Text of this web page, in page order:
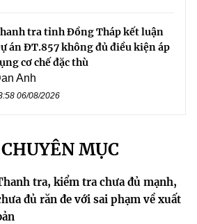
tra tỉnh Đồng Tháp kết luận
án ĐT.857 không đủ điều kiện áp
cơ chế đặc thù
Anh
06/08/2026
MỤC
tra, kiểm tra chưa đủ mạnh,
đủ răn đe với sai phạm về xuất